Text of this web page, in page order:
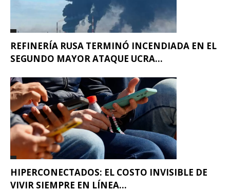
REFINERÍA RUSA TERMINÓ INCENDIADA EN EL
SEGUNDO MAYOR ATAQUE UCRA...
HIPERCONECTADOS: EL COSTO INVISIBLE DE
VIVIR SIEMPRE EN LÍNEA...